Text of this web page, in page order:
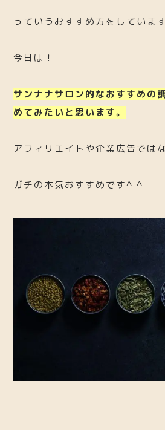
っていうおすすめ方をしています
今日は！
サンナナサロン的なおすすめの
めてみたいと思います。
アフィリエイトや企業広告では
ガチの本気おすすめです^ ^